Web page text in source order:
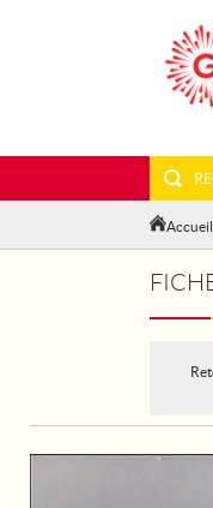
Accueil